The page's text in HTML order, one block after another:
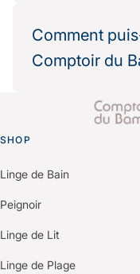
impact
choisissent
de leur politique
Nous fournissons
pour vos
Comment
Comptoir du
Il vous suffit de
“Espace
Un membre de
pour comprendre
offre
SHOP
Linge de Bain
Peignoir
Linge de Lit
Linge de Plage